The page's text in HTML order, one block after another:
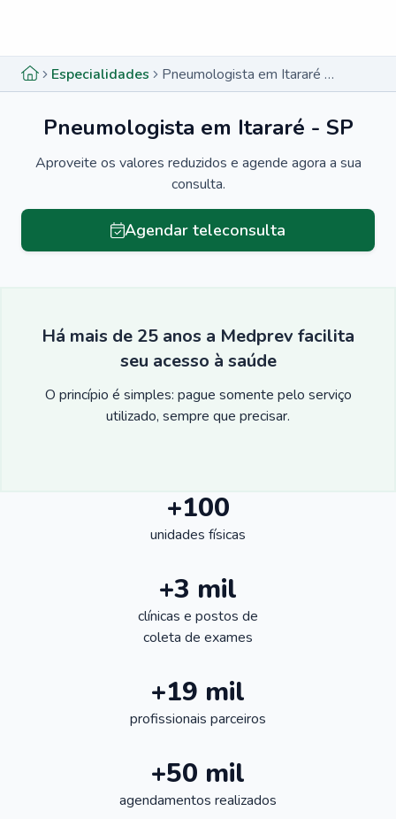
Especialidades Pneumologista em Itararé - SP
Pneumologista em Itararé - SP
Aproveite os valores reduzidos e agende agora a sua
consulta.
Agendar teleconsulta
Há mais de 25 anos a Medprev facilita
seu acesso à saúde
O princípio é simples: pague somente pelo serviço
utilizado, sempre que precisar.
+100
unidades físicas
+3 mil
clínicas e postos de
coleta de exames
+19 mil
profissionais parceiros
+50 mil
agendamentos realizados